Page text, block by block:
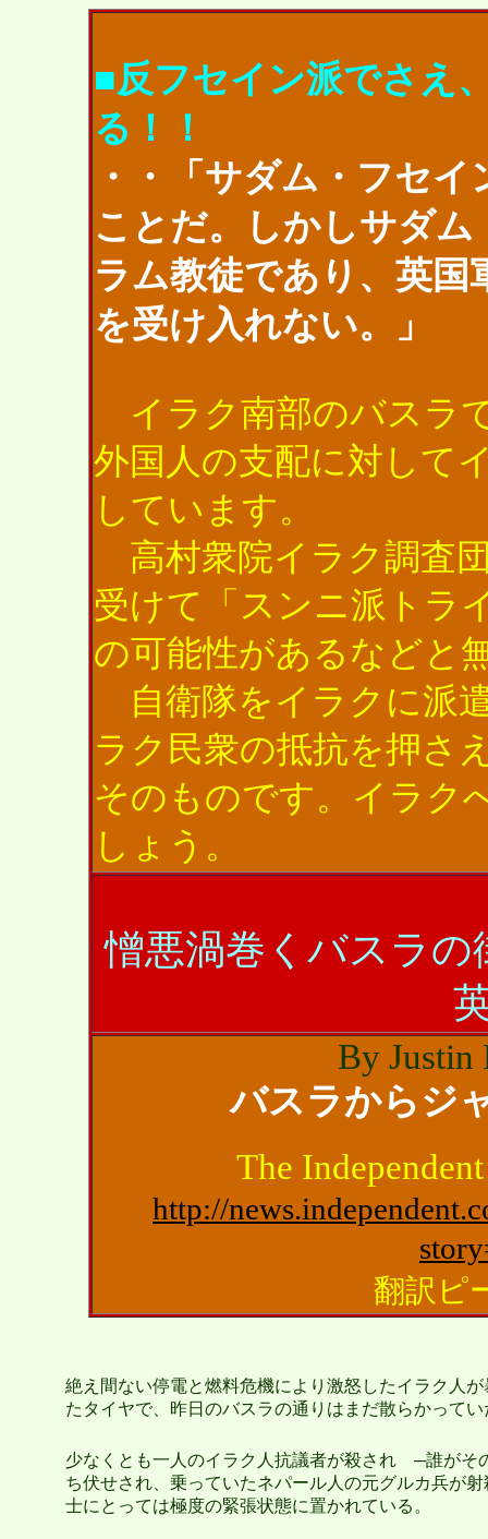
■反フセイン派でさえ
る！！
・・「サダム・フセ
ことだ。しかしサダ
ラム教徒であり、英国
を受け入れない。」
イラク南部のバスラ
外国人の支配に対して
しています。
高村衆院イラク調査
受けて「スンニ派トラ
の可能性があるなどと
自衛隊をイラクに派
ラク民衆の抵抗を押さ
そのものです。イラク
しょう。
憎悪渦巻くバスラ
By Justin
バスラからジ
The
http://
翻訳 ピ
絶え間ない停電と燃料危機により激怒したイラク人
たタイヤで、昨日のバスラの通りはまだ散らかってい
少なくとも一人のイラク人抗議者が殺され ─誰が
ち伏せされ、乗っていたネパール人の元グルカ兵が
士にとっては極度の緊張状態に置かれている。